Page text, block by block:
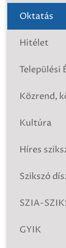
Oktatás
Hitélet
Települési
Közrend,
Kultúra
Híres
Szikszó
SZIA-
GYIK